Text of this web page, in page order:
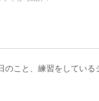
のこと、練習をしてい